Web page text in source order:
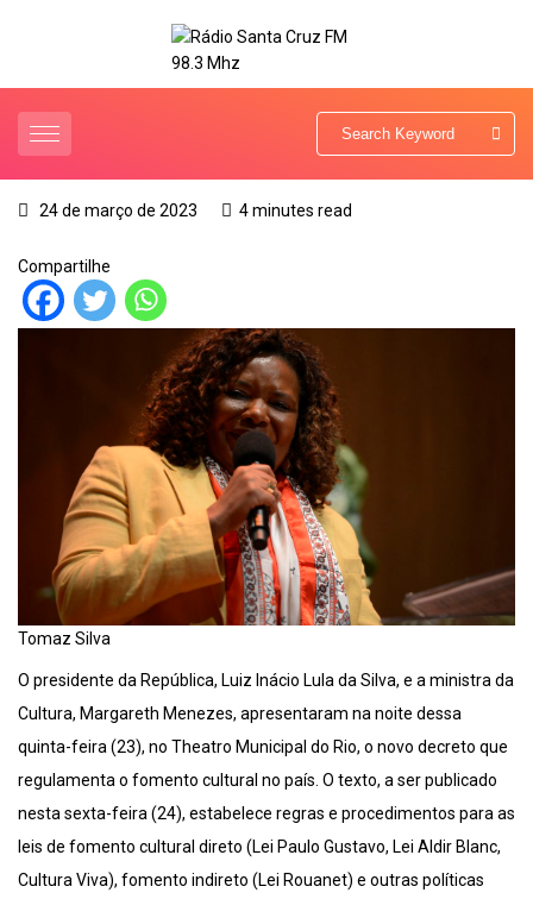
24 de março de 2023 4 minutes read
Compartilhe
Tomaz Silva
O presidente da República, Luiz Inácio Lula da Silva, e a ministra da
Cultura, Margareth Menezes, apresentaram na noite dessa
quinta-feira (23), no Theatro Municipal do Rio, o novo decreto que
regulamenta o fomento cultural no país. O texto, a ser publicado
nesta sexta-feira (24), estabelece regras e procedimentos para as
leis de fomento cultural direto (Lei Paulo Gustavo, Lei Aldir Blanc,
Cultura Viva), fomento indireto (Lei Rouanet) e outras políticas